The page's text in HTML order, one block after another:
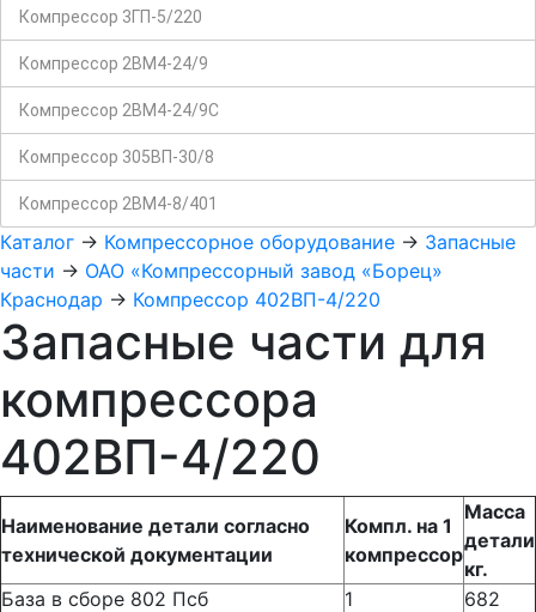
Компрессор 3ГП-5/220
Компрессор 2ВМ4-24/9
Компрессор 2ВМ4-24/9С
Компрессор 305ВП-30/8
Компрессор 2ВМ4-8/401
Каталог -> Компрессорное оборудование -> Запасные
части -> ОАО «Компрессорный завод «Борец»
Краснодар -> Компрессор 402ВП-4/220
Запасные части для
компрессора
402ВП-4/220
Наименование детали согласно
технической документации
Компл. на 1
компрессор
Масса
детали
кг.
База в сборе 802 Псб
1
682